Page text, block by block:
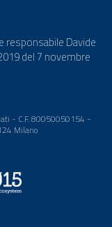
responsabile Davide
del 7 novembre
- C.F. 80050050154 -
Milano